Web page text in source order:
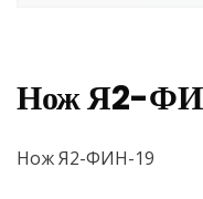
Нож Я2-
Нож Я2-ФИН-19